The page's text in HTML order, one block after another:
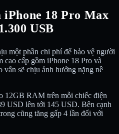
iPhone 18 Pro Max
USB
một phần chi phí để bảo vệ người
cao cấp gồm iPhone 18 Pro và
sẽ chịu ảnh hưởng nặng nề
12GB RAM trên mỗi chiếc điện
USD lên tới 145 USD. Bên cạnh
cũng tăng gấp 4 lần đối với